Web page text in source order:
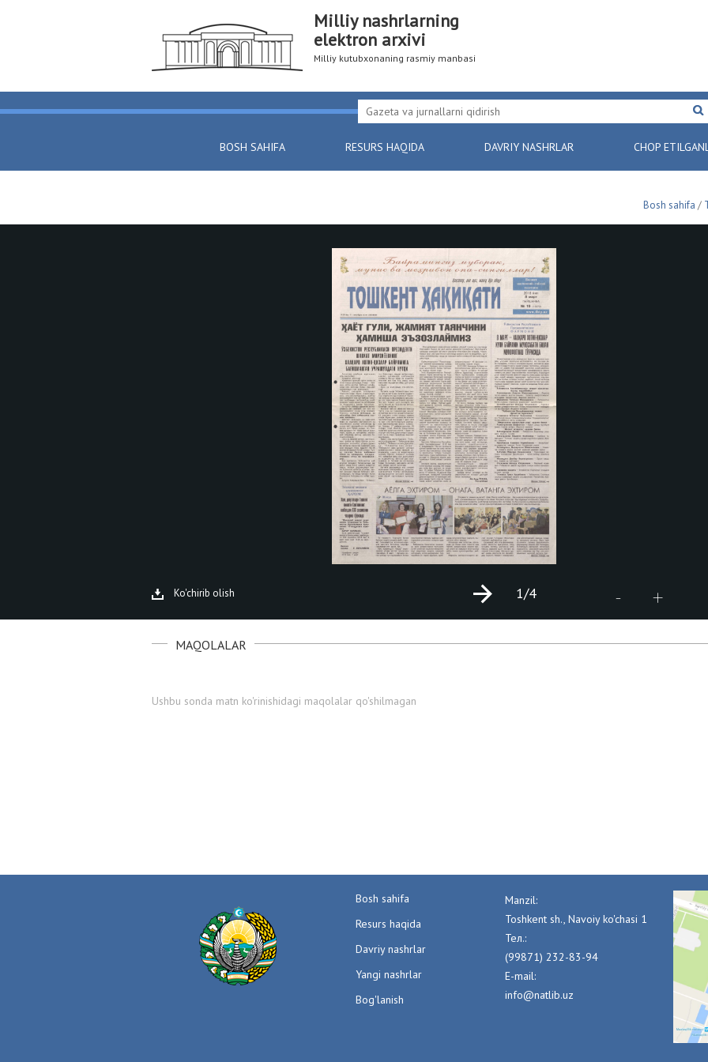
Milliy nashrlarning
elektron arxivi
Milliy kutubxonaning rasmiy manbasi
BOSH SAHIFA RESURS HAQIDA DAVRIY NASHRLAR CHOP
Bosh sahifa /
Ko'chirib olish - +
1/4
MAQOLALAR
Ushbu sonda matn ko'rinishidagi maqolalar qo'shilmagan
Bosh sahifa
Resurs haqida
Davriy nashrlar
Yangi nashrlar
Bog'lanish
Manzil:
Toshkent sh., Navoiy ko'chasi 1
Тел.:
(99871) 232-83-94
E-mail:
info@natlib.uz